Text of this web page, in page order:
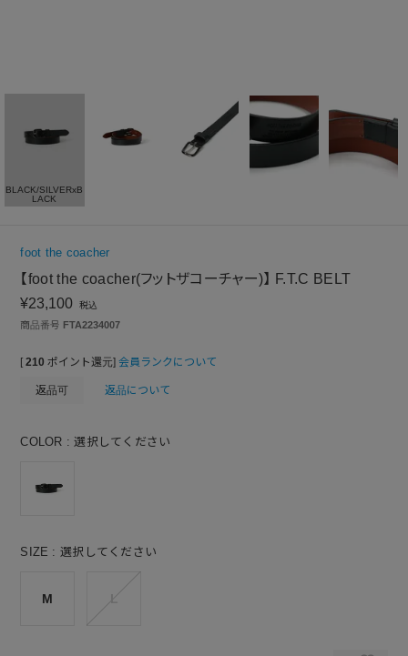
BLACK/SILVERxB
LACK
foot the coacher
【foot the coacher(フットザコーチャー)】 F.T.C BELT
¥23,100 税込
商品番号 FTA2234007
[ 210 ポイント還元] 会員ランクについて
返品可 返品について
COLOR 選択してください
SIZE 選択してください
M